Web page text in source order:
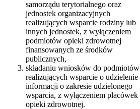
samorządu terytorialnego oraz
jednostek organizacyjnych
realizujących wsparcie rodziny lub
innych jednostek, z wyłączeniem
podmiotów opieki zdrowotnej
finansowanych ze środków
publicznych,
składaniu wniosków do podmiotów
realizujących wsparcie o udzielenie
informacji o zakresie udzielonego
wsparcia, z wyłączeniem placówek
opieki zdrowotnej.